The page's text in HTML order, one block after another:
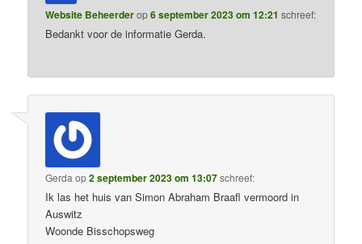
Website Beheerderop6 september 2023 om 12:21 schreef:
Bedankt voor de informatie Gerda.
Gerda op2 september 2023 om 13:07schreef:
Ik las het huis van Simon Abraham Braafl vermoord in
Auswitz
Woonde Bisschopsweg